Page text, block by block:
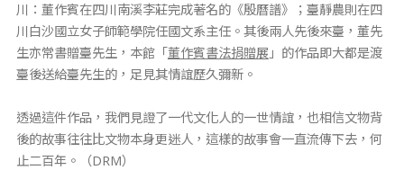
川：董作賓在四川南溪李莊完成著名的《殷曆譜》；臺靜農則在四
川白沙國立女子師範學院任國文系主任。其後兩人先後來臺，董先
生亦常書贈臺先生，本館「董作賓書法捐贈展 」的作品即大都是渡
臺後送給臺先生的，足見其情誼歷久彌新。
透過這件作品，我們見證了一代文化人的一世情誼，也相信文物背
後的故事往往比文物本身更迷人，這樣的故事會一直流傳下去，何
止二百年。（DRM）